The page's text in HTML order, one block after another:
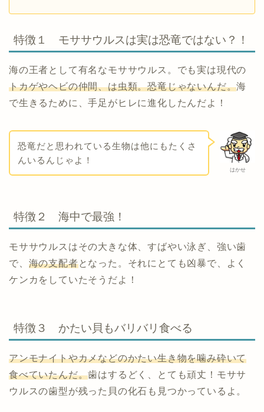
特徴１ モササウルスは実は恐竜ではない？！
海の王者として有名なモササウルス。でも実は現代の
トカゲやヘビの仲間、は虫類。恐竜じゃないんだ。海
で生きるために、手足がヒレに進化したんだよ！
はかせ
恐竜だと思われている生物は他にもたくさ
んいるんじゃよ！
特徴２ 海中で最強！
モササウルスはその大きな体、すばやい泳ぎ、強い歯
で、 海の支配者となった。それにとても凶暴で、よく
ケンカをしていたそうだよ！
特徴３ かたい貝もバリバリ食べる
アンモナイトやカメなどのかたい生き物を噛み砕いて
食べていたんだ。歯はするどく、とても頑丈！モササ
ウルスの歯型が残った貝の化石も見つかっているよ。